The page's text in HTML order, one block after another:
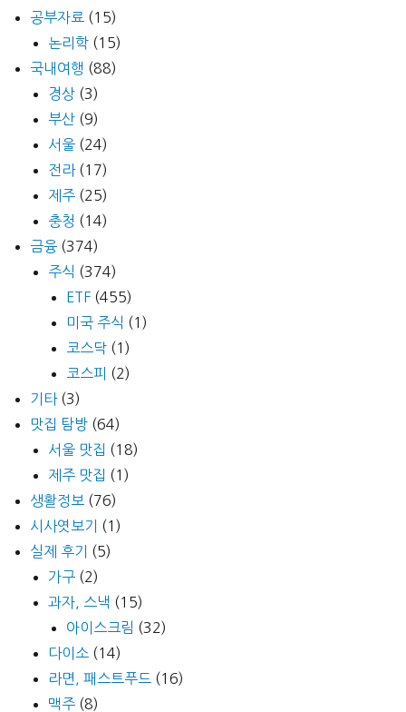
공부자료 (15)
논리학 (15)
국내여행 (88)
경상 (3)
부산 (9)
서울 (24)
전라(17)
제주 (25)
충청 (14)
금융 (374)
주식 (374)
ETF (455)
미국 주식 (1)
코스닥 (1)
코스피 (2)
기타(3)
맛집 탐방 (64)
서울 맛집 (18)
제주 맛집 (1)
생활정보 (76)
시사엿보기
(1)
실제 후기
(5)
가구 (2)
과자, 스낵 (15)
아이스크림 (32)
다이소 (14)
라면, 패스트푸드 (16)
맥주 (8)